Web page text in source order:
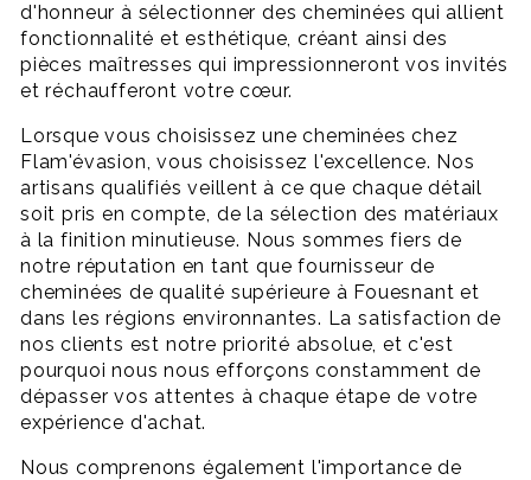
d'honneur à sélectionner des cheminées qui allient
fonctionnalité et esthétique, créant ainsi des
pièces maîtresses qui impressionneront vos invités
et réchaufferont votre cœur.
Lorsque vous choisissez une cheminées chez
Flam'évasion, vous choisissez l'excellence. Nos
artisans qualifiés veillent à ce que chaque détail
soit pris en compte, de la sélection des matériaux
à la finition minutieuse. Nous sommes fiers de
notre réputation en tant que fournisseur de
cheminées de qualité supérieure à Fouesnant et
dans les régions environnantes. La satisfaction de
nos clients est notre priorité absolue, et c'est
pourquoi nous nous efforçons constamment de
dépasser vos attentes à chaque étape de votre
expérience d'achat.
Nous comprenons également l'importance de